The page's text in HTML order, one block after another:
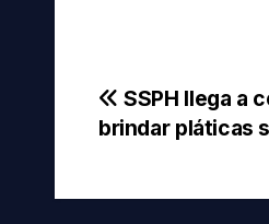
entradas
SSPH llega a
brindar pláticas